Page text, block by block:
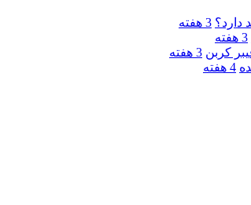
3 هفته
3 هفته
3 هفته
4 هفته